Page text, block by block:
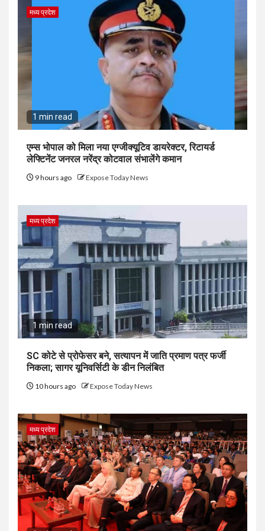
मध्य प्रदेश
1 min read
एम्स भोपाल को मिला नया एग्जीक्यूटिव डायरेक्टर, रिटायर्ड
लेफ्टिनेंट जनरल नरेंद्र कोटवाल संभालेंगे कमान
9 hours ago Expose Today News
मध्य प्रदेश
1 min read
SC कोटे से प्रोफेसर बने, सत्यापन में जाति प्रमाण पत्र फर्जी
निकला; सागर यूनिवर्सिटी के डीन निलंबित
10 hours ago Expose Today News
मध्य प्रदेश